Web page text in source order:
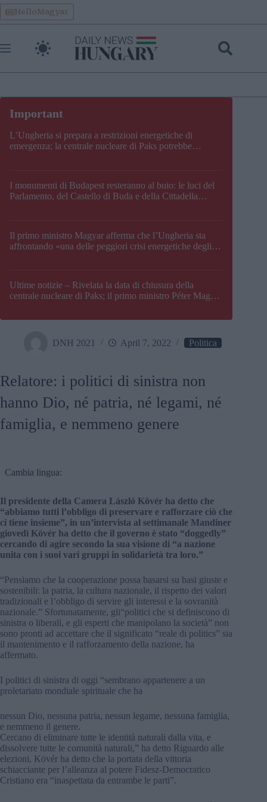
Skip
to
content
HelloMagyar
L’Ungheria si prepara a restrizioni energetiche di
emergenza; la centrale nucleare di Paks potrebbe
I monumenti di Budapest resteranno al buio: le luci del
Parlamento, del Castello di Buda e della Cittadella
Il primo ministro Magyar afferma che l’Ungheria sta
affrontando «una delle peggiori crisi energetiche degli
Ultime notizie – Rivelata la data di chiusura della
centrale nucleare di Paks; il primo ministro Péter Magyar
DNH 2021 April 7, 2022 Politica
Relatore: i politici di sinistra non
hanno Dio, né patria, né legami, né
famiglia, e nemmeno genere
Cambia lingua:
Il presidente della Camera László Kövér ha detto che
“abbiamo tutti l’obbligo di preservare e rafforzare ciò che
ci tiene insieme”, in un’intervista al settimanale Mandiner
giovedì Kövér ha detto che il governo è stato “doggedly”
cercando di agire secondo la sua visione di “a nazione
unita con i suoi vari gruppi in solidarietà tra loro.”
“Pensiamo che la cooperazione possa basarsi su basi giuste e
sostenibili: la patria, la cultura nazionale, il rispetto dei valori
tradizionali e l’obbligo di servire gli interessi e la sovranità
nazionale.” Sfortunatamente, gli“politici che si definiscono di
sinistra o liberali, e gli esperti che manipolano la società” non
sono pronti ad accettare che il significato “reale di politics” sia
il mantenimento e il rafforzamento della nazione, ha
affermato.
I politici di sinistra di oggi “sembrano appartenere a un
proletariato mondiale spirituale che ha
nessun Dio, nessuna patria, nessun legame, nessuna famiglia,
e nemmeno il genere.
Cercano di eliminare tutte le identità naturali dalla vita, e
dissolvere tutte le comunità naturali,” ha detto Riguardo alle
elezioni, Kövér ha detto che la portata della vittoria
schiacciante per l’alleanza al potere Fidesz-Democratico
Cristiano era “inaspettata da entrambe le parti”.